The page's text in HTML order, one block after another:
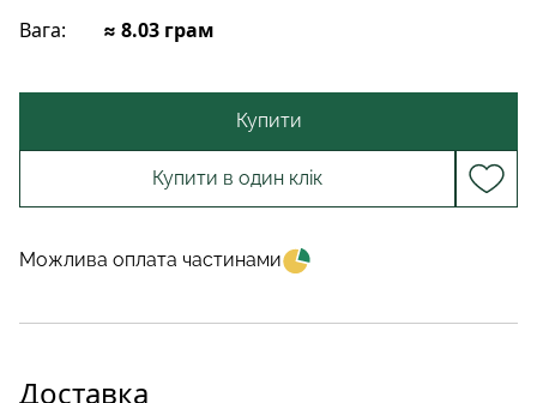
Вага: ≈ 8.03 грам
Купити
Купити в один клік
Можлива оплата частинами
Доставка